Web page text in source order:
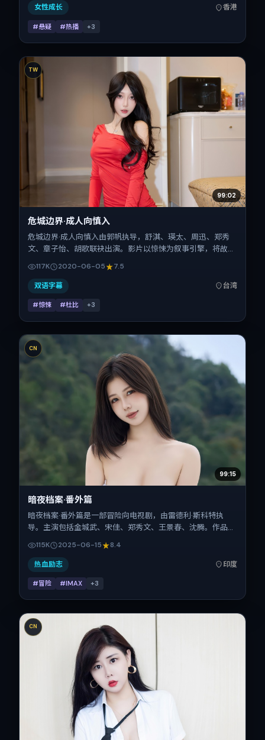
分钟。
女性成长 香港
#悬疑 #热播 +3
TW
99:02
危城边界·成人向慎入
危城边界·成人向慎入由郭帆执导，舒淇、瑛太、周迅、郑秀
文、章子怡、胡歌联袂出演。影片以惊悚为叙事引擎，将故事
转。2020年6月5日于中国台湾首映（暑期档），片长130分
钟，适合喜欢强情节与细腻表演的观众。
117K 2020-06-05 7.5
双语字幕 台湾
#惊悚 #杜比 +3
CN
99:15
暗夜档案·番外篇
暗夜档案·番外篇是一部冒险向电视剧，由雷德利·斯科特执
导。主演包括金城武、宋佳、郑秀文、王景春、沈腾。作品主
2025-06-15，正片时长175分钟。
115K 2025-06-15 8.4
热血励志 印度
#冒险 #IMAX +3
CN